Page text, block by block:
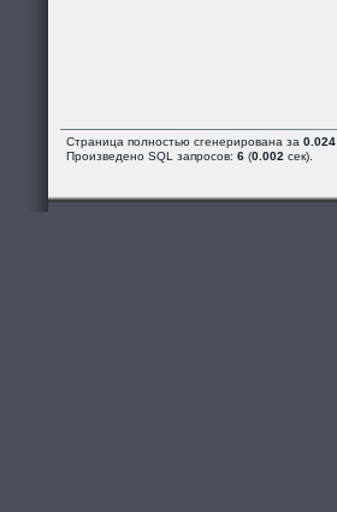
Страница полностью сгенерирована за 0.024
Произведено SQL запросов: 6 (0.002 сек).